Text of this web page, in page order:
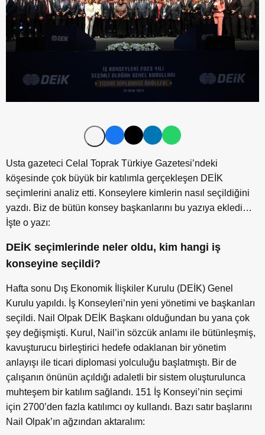
Usta gazeteci Celal Toprak Türkiye Gazetesi’ndeki
köşesinde çok büyük bir katılımla gerçekleşen DEİK
seçimlerini analiz etti. Konseylere kimlerin nasıl seçildiğini
yazdı. Biz de bütün konsey başkanlarını bu yazıya ekledi…
İşte o yazı:
DEİK seçimlerinde neler oldu, kim hangi iş
konseyine seçildi?
Hafta sonu Dış Ekonomik İlişkiler Kurulu (DEİK) Genel
Kurulu yapıldı. İş Konseyleri’nin yeni yönetimi ve başkanları
seçildi. Nail Olpak DEİK Başkanı olduğundan bu yana çok
şey değişmişti. Kurul, Nail’in sözcük anlamı ile bütünleşmiş,
kavuşturucu birleştirici hedefe odaklanan bir yönetim
anlayışı ile ticari diplomasi yolculuğu başlatmıştı. Bir de
çalışanın önünün açıldığı adaletli bir sistem oluşturulunca
muhteşem bir katılım sağlandı. 151 İş Konseyi’nin seçimi
için 2700’den fazla katılımcı oy kullandı. Bazı satır başlarını
Nail Olpak’ın ağzından aktaralım: